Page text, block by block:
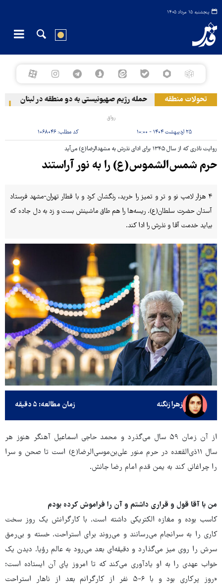
پنجشنبه ۱۵ مرداد ۱۴۰۵
تحولات منطقه حمله رژیم صهیونیستی به دو منطقه در لبنان
رواق
۲۵ اردیبهشت ۱۴۰۴ - ۱۰:۰۰ کد مطلب:۱۰۶۸۰۴۶
روایت ناذری که از سال ۱۳۴۵ برای ادای نذرش به مشهدالرضا(ع) می‌آید
حرم شمس‌الشموس(ع) را به نور آراستند
۴ هزار لامپ نو و تر و تمیز را خرید، رنگشان کرد و با قطار تهران-مشهد فرستاد
آستان حضرت سلطان(ع). ریسه‌ها را هم طاق ماشینش بست و زد به دل جاده که
بیاید خدمت آقا و نذرش را ادا کند.
زهرا زنگنه زمان مطالعه: ۵ دقیقه
از آن زمان ۵۹ سال می‌گذرد و محمد حاجی اسماعیل آهنگر هنوز هر
سال ۱۱ذی‌القعده در حرم منور علی‌بن‌موسی‌الرضا(ع) است تا صحن و سرا
را چراغانی کند به یمن قدم امام رضا جانش.
من با آقا قول‌ و قراری داشتم و آن را فراموش کرده بودم
کاسب بوده و مغازه الکتریکی داشته است. با کارگرانش یک روز سخت
کاری را به سرانجام می‌رسانند و می‌روند برای استراحت. خسته و بی‌رمق
سرش را روی میز می‌گذارد و دقیقه‌ای بعد می‌رود به عالم رؤیا. دیدن یک
خواب عهدی را به او یادآوری می‌کند که تا امروز پای آن ایستاده است؛
«روز پرکاری بود و با ۶-۵ نفر از کارگرانم بعد از ناهار استراحت